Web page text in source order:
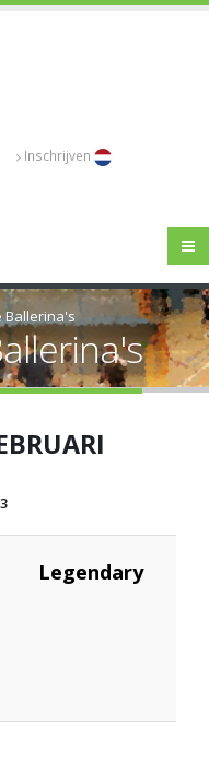
Inschrijven
Ballerina's
Legendary